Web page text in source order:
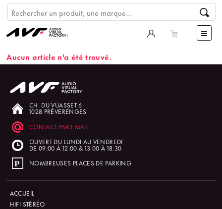
Aucun article n'a été trouvé.
CH. DU VUASSET 6
1028 PRÉVERENGES
CONTACT PAR EMAIL
OUVERT DU LUNDI AU VENDREDI
DE 09:00 À 12:00 & 13:00 À 18:30
NOMBREUSES PLACES DE PARKING
ACCUEIL
HIFI STÉRÉO